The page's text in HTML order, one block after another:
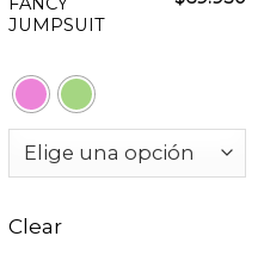
JUMPSUIT
precio
Clear